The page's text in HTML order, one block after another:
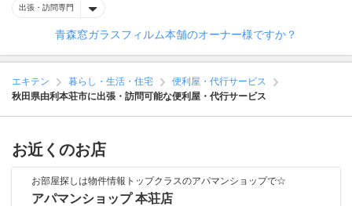
出張・訪問専門
青森窓ガラスフィルム本舗のオーナー様ですか？
エキテン 暮らし・生活・住宅
便利屋・代行サービス
秋田県由利本荘市に出張・訪問可能な便利屋・代行サービス
お近くのお店
お部屋探しは物件情報トップクラスのアパマンショップで☆
アパマンショップ 本荘店